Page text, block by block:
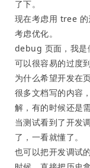
了下。
现在考虑用 tree 的
考虑优化。
debug 页面，我是
可以很容易的过度
为什么希望开发在
很多文档写的内容
解，有的时候还是
当测试看到了开发
了，一看就懂了。
也可以把开发调试